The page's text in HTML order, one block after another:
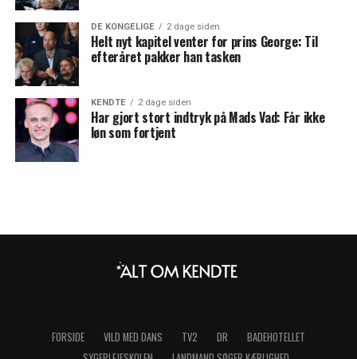
DE KONGELIGE 2 dage siden
Helt nyt kapitel venter for prins George: Til
efteråret pakker han tasken
KENDTE 2 dage siden
Har gjort stort indtryk på Mads Vad: Får ikke
løn som fortjent
FORSIDE VILD MED DANS TV2 DR
BADEHOTELLET